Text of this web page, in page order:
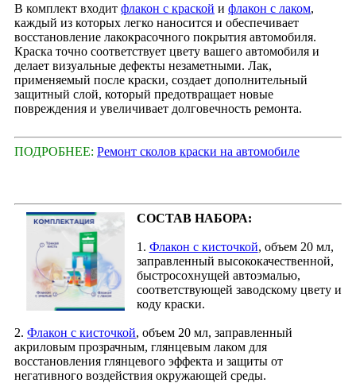
В комплект входит флакон с краской и флакон с лаком,
каждый из которых легко наносится и обеспечивает
восстановление лакокрасочного покрытия автомобиля.
Краска точно соответствует цвету вашего автомобиля и
делает визуальные дефекты незаметными. Лак,
применяемый после краски, создает дополнительный
защитный слой, который предотвращает новые
повреждения и увеличивает долговечность ремонта.
ПОДРОБНЕЕ: Ремонт сколов краски на автомобиле
СОСТАВ НАБОРА:
1. Флакон с кисточкой, объем 20 мл,
заправленный высококачественной,
быстросохнущей автоэмалью,
соответствующей заводскому цвету и
коду краски.
2. Флакон с кисточкой, объем 20 мл, заправленный
акриловым прозрачным, глянцевым лаком для
восстановления глянцевого эффекта и защиты от
негативного воздействия окружающей среды.